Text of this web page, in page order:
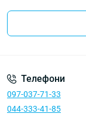
Телефони
097-037-71-33
044-333-41-85